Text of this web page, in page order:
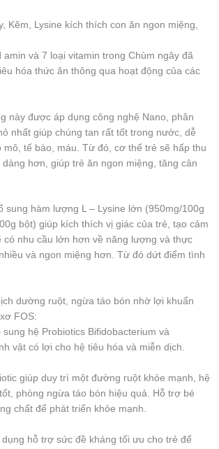
Kẽm, Lysine kích thích con ăn ngon miệng,
amin và 7 loại vitamin trong Chùm ngây đã
hóa thức ăn thông qua hoạt động của các
này được áp dụng công nghệ Nano, phân
nhất giúp chúng tan rất tốt trong nước, dễ
mô, tế bào, máu. Từ đó, cơ thể trẻ sẽ hấp thu
hơn, giúp trẻ ăn ngon miệng, tăng cân
sung hàm lượng L – Lysine lớn (950mg/100g
bột) giúp kích thích vị giác của trẻ, tạo cảm
có nhu cầu lớn hơn về năng lượng và thực
và ngon miệng hơn. Từ đó dứt điểm tình
dường ruột, ngừa táo bón nhờ lợi khuẩn
FOS:
hệ Probiotics Bifidobacterium và
vật có lợi cho hệ tiêu hóa và miễn dịch.
giúp duy trì một đường ruột khỏe mạnh, hệ
phòng ngừa táo bón hiệu quả. Hỗ trợ bé
chất để phát triển khỏe mạnh.
dụng hỗ trợ sức đề kháng tối ưu cho trẻ để